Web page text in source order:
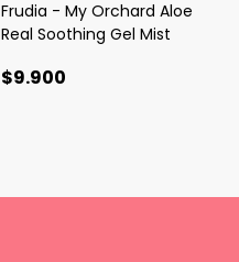
Frudia - My Orchard Aloe
Real Soothing Gel Mist
$9.900